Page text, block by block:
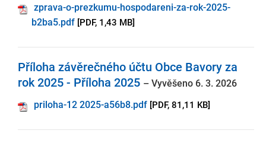
zprava-o-prezkumu-hospodareni-za-rok-2025-
b2ba5.pdf [PDF, 1,43 MB]
Příloha závěrečného účtu Obce Bavory za
rok 2025 - Příloha 2025 – Vyvěšeno 6. 3. 2026
priloha-12 2025-a56b8.pdf [PDF, 81,11 KB]